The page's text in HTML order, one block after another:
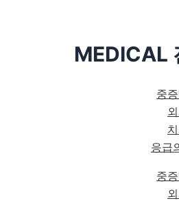
MEDICAL
중
응급
중